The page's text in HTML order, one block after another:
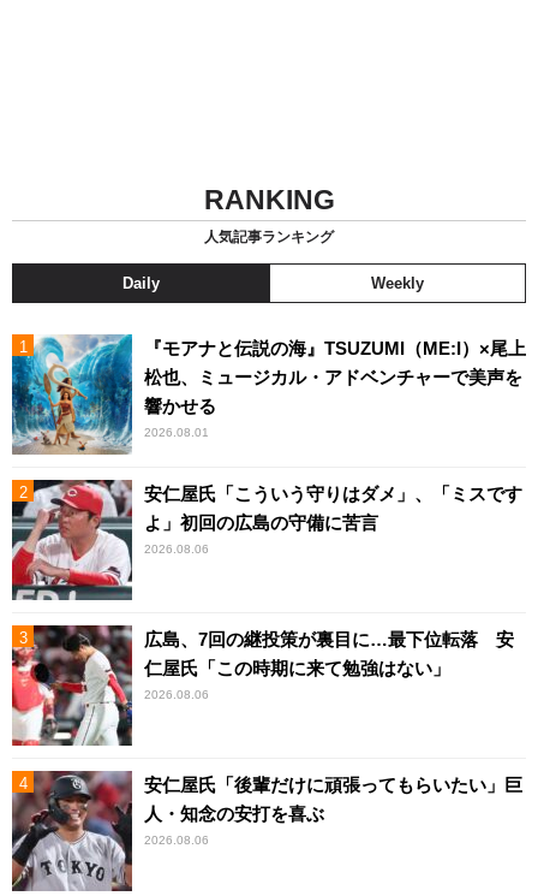
RANKING
人気記事ランキング
Daily Weekly
『モアナと伝説の海』TSUZUMI（ME:I）×尾上
松也、ミュージカル・アドベンチャーで美声を
響かせる
2026.08.01
安仁屋氏「こういう守りはダメ」、「ミスです
よ」初回の広島の守備に苦言
2026.08.06
広島、7回の継投策が裏目に…最下位転落 安
仁屋氏「この時期に来て勉強はない」
2026.08.06
安仁屋氏「後輩だけに頑張ってもらいたい」巨
人・知念の安打を喜ぶ
2026.08.06